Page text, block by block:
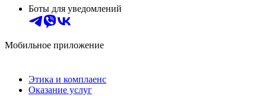
Боты для уведомлений
Мобильное приложение
Этика и комплаенс
Оказание услуг